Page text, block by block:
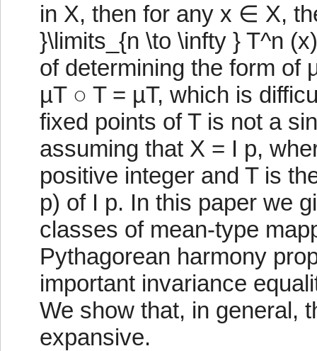
in X, then for any x ∈ X,
}\limits_{n \to \infty } T^n
of determining the form of
µT ○ T = µT, which is
fixed points of T is not a
assuming that X = I p,
positive integer and T is
p) of I p. In this paper we
classes of mean-type
Pythagorean harmony
important invariance
We show that, in general,
expansive.